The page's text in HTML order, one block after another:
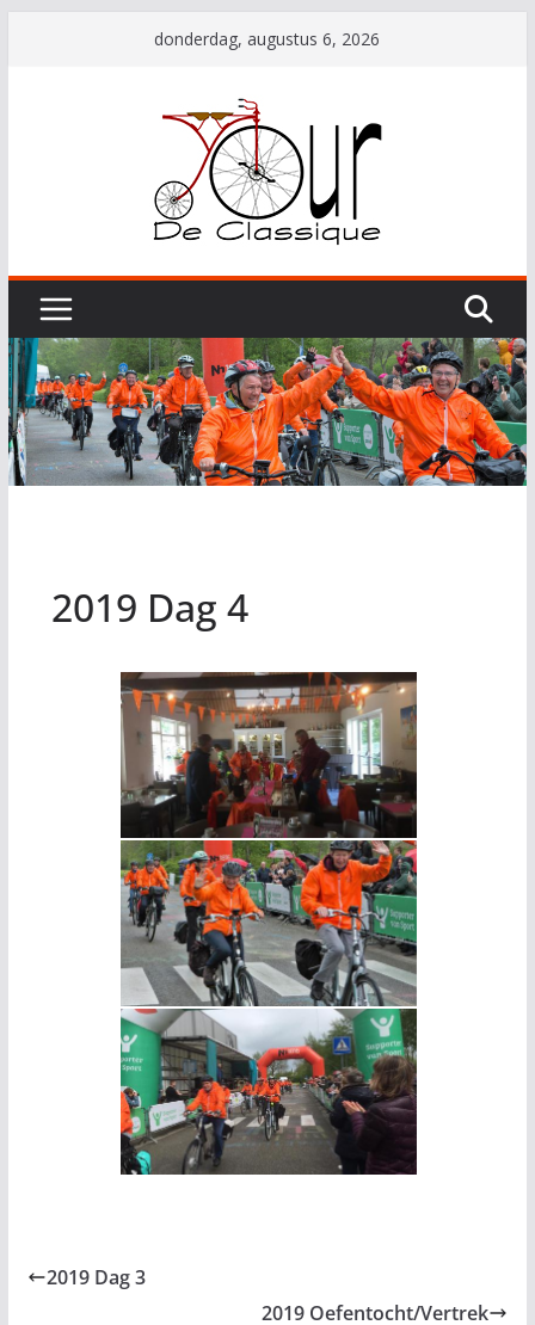
donderdag, augustus 6, 2026
2019 Dag 4
2019 Dag 3
2019 Oefentocht/Vertrek